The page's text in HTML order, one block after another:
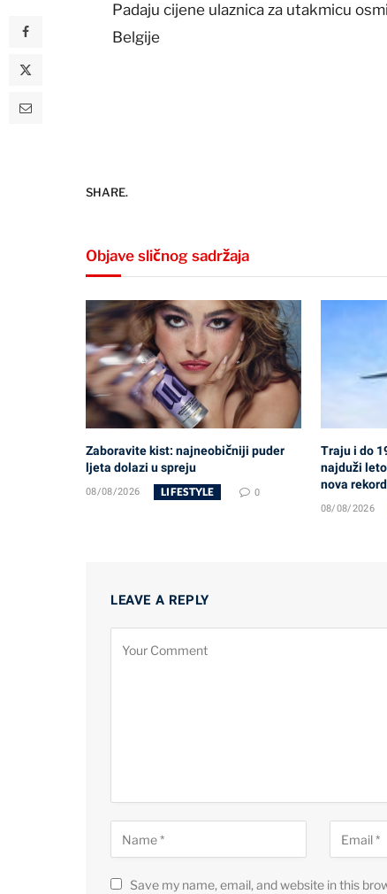
Padaju cijene ulaznica za utakmicu
Belgije
SHARE.
Objave sličnog sadržaja
Zaboravite kist: najneobičniji puder
ljeta dolazi u spreju
08/08/2026 LIFESTYLE 0
Traju i do
najduži
nova
08/08/2026
LEAVE A REPLY
Save my name, email, and website in this